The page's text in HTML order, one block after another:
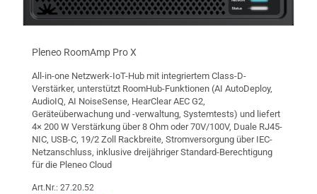
Pleneo RoomAmp Pro X
All-in-one Netzwerk-IoT-Hub mit integriertem Class-D-
Verstärker, unterstützt RoomHub-Funktionen (AI AutoDeploy,
AudioIQ, AI NoiseSense, HearClear AEC G2,
Geräteüberwachung und -verwaltung, Systemtests) und liefert
4× 200 W Verstärkung über 8 Ohm oder 70V/100V, Duale RJ45-
NIC, USB-C, 19/2 Zoll Rackbreite, Stromversorgung über IEC-
Netzanschluss, inklusive dreijähriger Standard-Berechtigung
für die Pleneo Cloud
Art.Nr.: 27.20.52